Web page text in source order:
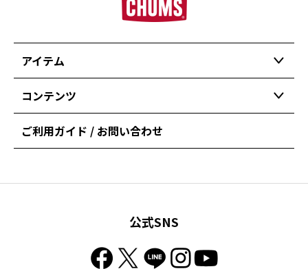
アイテム
コンテンツ
ご利用ガイド / お問い合わせ
公式SNS